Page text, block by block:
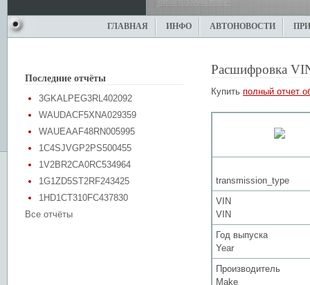
ГЛАВНАЯ ИНФО АВТОНОВОСТИ
Последние отчёты
3GKALPEG3RL402092
WAUDACF5XNA029359
WAUEAAF48RN005995
1C4SJVGP2PS500455
1V2BR2CA0RC534964
1G1ZD5ST2RF243425
1HD1CT310FC437830
Все отчёты
Расшифровка
Купить полный отчет
transmission_type
VIN
VIN
Год выпуска
Year
Производитель
Make